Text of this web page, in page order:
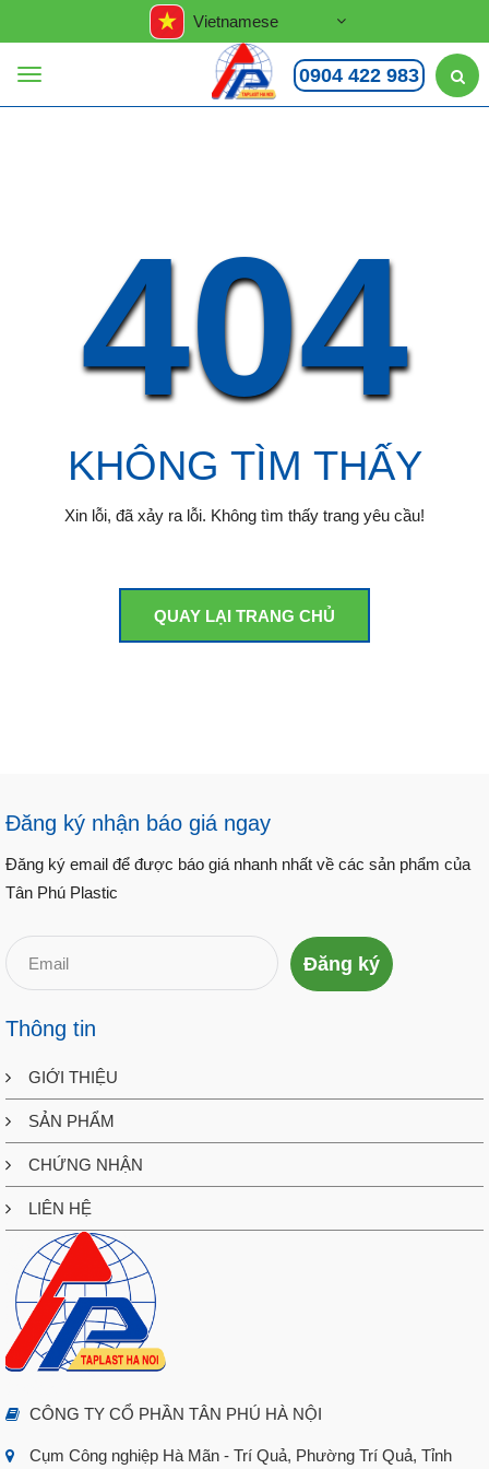
Vietnamese
0904 422 983
404
KHÔNG TÌM THẤY
Xin lỗi, đã xảy ra lỗi. Không tìm thấy trang yêu cầu!
QUAY LẠI TRANG CHỦ
Đăng ký nhận báo giá ngay
Đăng ký email để được báo giá nhanh nhất về các sản phẩm của
Tân Phú Plastic
Đăng ký
Thông tin
GIỚI THIỆU
SẢN PHẨM
CHỨNG NHẬN
LIÊN HỆ
CÔNG TY CỔ PHẦN TÂN PHÚ HÀ NỘI
Cụm Công nghiệp Hà Mãn - Trí Quả, Phường Trí Quả, Tỉnh